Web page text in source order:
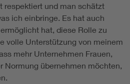
respektiert und man schätzt
ich einbringe. Es hat auch
hat, diese Rolle zu
volle Unterstützung von meinem
mehr Unternehmen Frauen,
Normung übernehmen möchten,